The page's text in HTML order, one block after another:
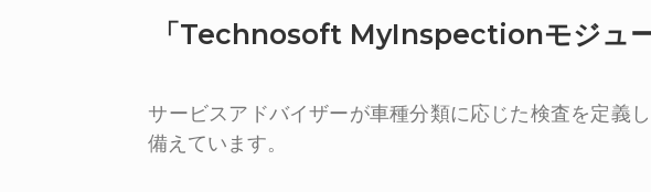
「Technosoft MyInspectionモジュー
サービスアドバイザーが車種分類に応じた検査を定義
備えています。